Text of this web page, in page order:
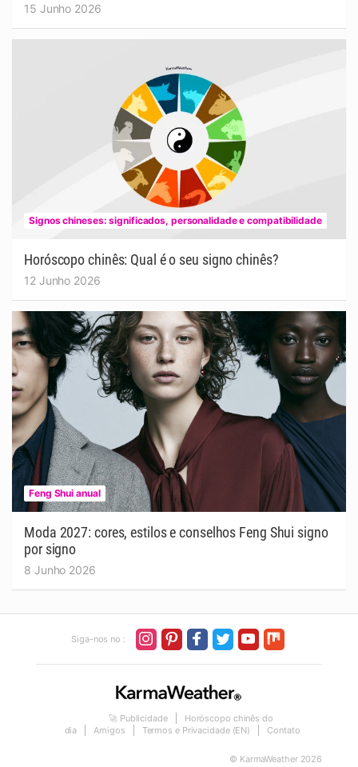
15 Junho 2026
Signos chineses: significados, personalidade e compatibilidade
Horóscopo chinês: Qual é o seu signo chinês?
12 Junho 2026
Feng Shui anual
Moda 2027: cores, estilos e conselhos Feng Shui signo
por signo
8 Junho 2026
Siga-nos no :
🚀 Publicidade
Horóscopo chinês do
dia
Amigos Termos e Privacidade (EN) Contato
© KarmaWeather 2026